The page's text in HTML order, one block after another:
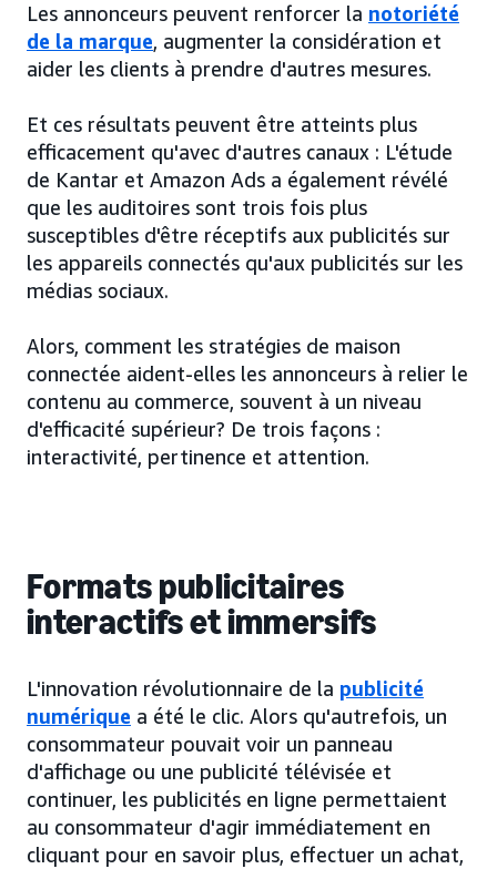
Les annonceurs peuvent renforcer la notoriété
de la marque, augmenter la considération et
aider les clients à prendre d'autres mesures.
Et ces résultats peuvent être atteints plus
efficacement qu'avec d'autres canaux : L'étude
de Kantar et Amazon Ads a également révélé
que les auditoires sont trois fois plus
susceptibles d'être réceptifs aux publicités sur
les appareils connectés qu'aux publicités sur les
médias sociaux.
Alors, comment les stratégies de maison
connectée aident-elles les annonceurs à relier le
contenu au commerce, souvent à un niveau
d'efficacité supérieur? De trois façons :
interactivité, pertinence et attention.
Formats publicitaires
interactifs et immersifs
L'innovation révolutionnaire de la publicité
numérique a été le clic. Alors qu'autrefois, un
consommateur pouvait voir un panneau
d'affichage ou une publicité télévisée et
continuer, les publicités en ligne permettaient
au consommateur d'agir immédiatement en
cliquant pour en savoir plus, effectuer un achat,